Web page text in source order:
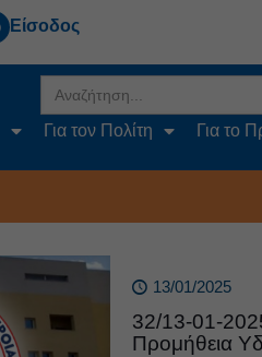
Είσοδος
for:
Για τον Πολίτη Για το
13/01/2025
32/13-01-
Προμήθεια